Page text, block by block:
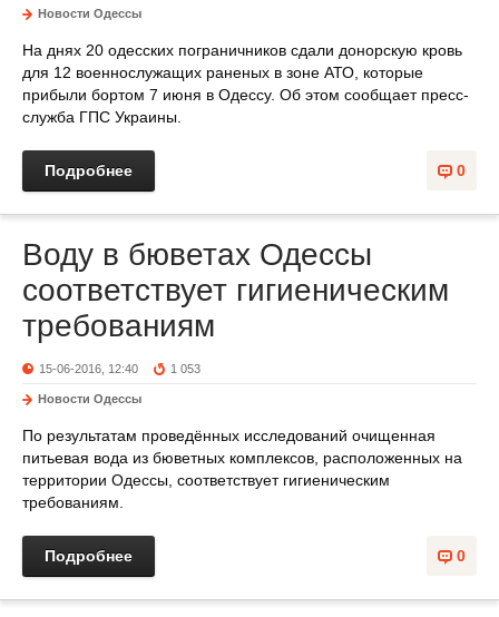
Новости Одессы
На днях 20 одесских пограничников сдали донорскую кровь
для 12 военнослужащих раненых в зоне АТО, которые
прибыли бортом 7 июня в Одессу. Об этом сообщает пресс-
служба ГПС Украины.
0
Подробнее
Воду в бюветах Одессы
соответствует гигиеническим
требованиям
15-06-2016, 12:40 1 053
Новости Одессы
По результатам проведённых исследований очищенная
питьевая вода из бюветных комплексов, расположенных на
территории Одессы, соответствует гигиеническим
требованиям.
0
Подробнее